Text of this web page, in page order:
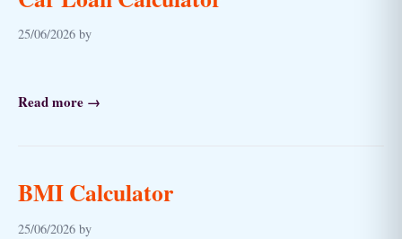
25/06/2026 by
Read more →
BMI Calculator
25/06/2026 by